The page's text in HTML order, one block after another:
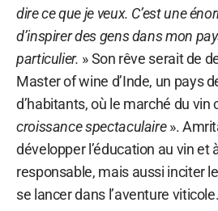
dire ce que je veux. C’est une
d’inspirer des gens dans mon
particulier. » Son rêve serait de
Master of wine d’Inde, un pays
d’habitants, où le marché du vin
croissance spectaculaire».
développer l’éducation au vin et
responsable, mais aussi inciter
se lancer dans l’aventure viticole.